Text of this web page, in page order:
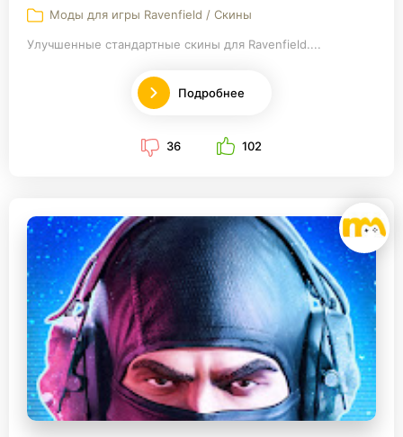
Моды для игры Ravenfield / Скины
Улучшенные стандартные скины для Ravenfield....
Подробнее
36 102